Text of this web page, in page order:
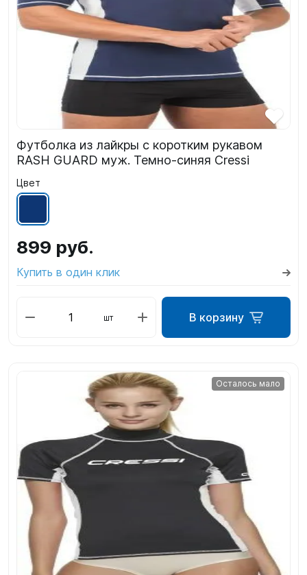
Футболка из лайкры с коротким рукавом
RASH GUARD муж. Темно-синяя Cressi
Цвет
899 руб.
Купить в один клик
шт В корзину
Осталось мало